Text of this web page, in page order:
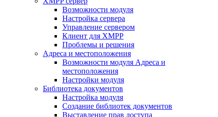
Возможности модуля
Настройка сервера
Управление сервером
Клиент для XMPP
Проблемы и решения
Адреса и местоположения
Возможности модуля Адреса и
местоположения
Настройки модуля
Библиотека документов
Настройка модуля
Создание библиотек документов
Выставление прав доступа